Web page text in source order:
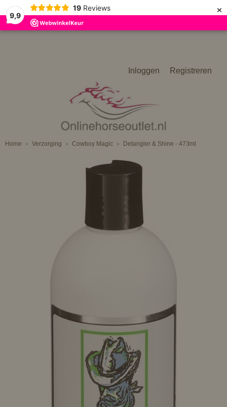
9,9
19 Reviews ×
Inloggen Registreren
Home › Verzorging › Cowboy Magic › Detangler & Shine - 473ml